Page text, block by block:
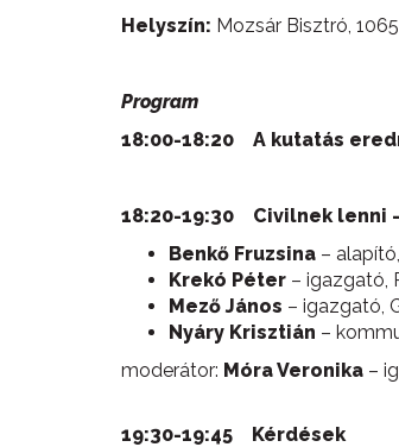
Helyszín: Mozsár Bisztró,
Program
18:00-18:20 A kutatás
18:20-19:30 Civilnek lenni
Benkő Fruzsina –
Krekó Péter – igazgató,
Mező János – igazgató,
Nyáry Krisztián –
moderátor: Móra Veronika –
19:30-19:45 Kérdések